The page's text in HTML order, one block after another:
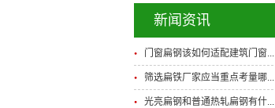
新闻资讯
门窗扁钢该如何适配建筑门窗...
筛选扁铁厂家应当重点考量哪...
光亮扁钢和普通热轧扁钢有什...